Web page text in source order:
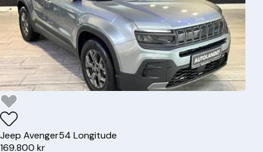
Jeep Avenger54 Longitude
169.800 kr